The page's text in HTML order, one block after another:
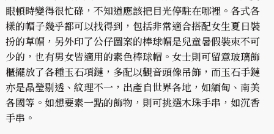
眼頓時變得很忙碌，不知道應該把目光停駐在哪裡。各式各
樣的帽子幾乎都可以找得到，包括非常適合搭配女生夏日裝
扮的草帽，另外印了公仔圖案的棒球帽是兒童暑假裝束不可
少的，也有男女皆適用的素色棒球帽。女士則可留意玻璃飾
櫃擺放了各種玉石項鏈，多配以觀音頭像吊飾，而玉石手鏈
亦是晶瑩剔透、紋理不一，出產自世界各地，如緬甸、南美
各國等。如想要素一點的飾物，則可挑選木珠手串，如沉香
手串。